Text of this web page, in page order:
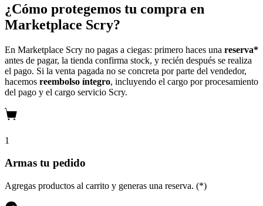
¿Cómo protegemos tu compra en
Marketplace Scry?
En Marketplace Scry no pagas a ciegas: primero haces una reserva*
antes de pagar, la tienda confirma stock, y recién después se realiza
el pago. Si la venta pagada no se concreta por parte del vendedor,
hacemos reembolso íntegro, incluyendo el cargo por procesamiento
del pago y el cargo servicio Scry.
1
Armas tu pedido
Agregas productos al carrito y generas una reserva. (*)